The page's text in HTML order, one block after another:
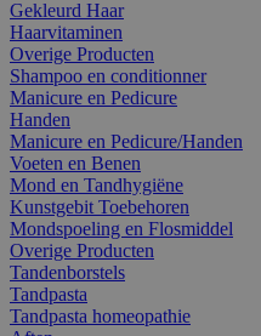
Gekleurd Haar
Haarvitaminen
Overige Producten
Shampoo en conditionner
Manicure en Pedicure
Handen
Manicure en Pedicure/Handen
Voeten en Benen
Mond en Tandhygiëne
Kunstgebit Toebehoren
Mondspoeling en Flosmiddel
Overige Producten
Tandenborstels
Tandpasta
Tandpasta homeopathie